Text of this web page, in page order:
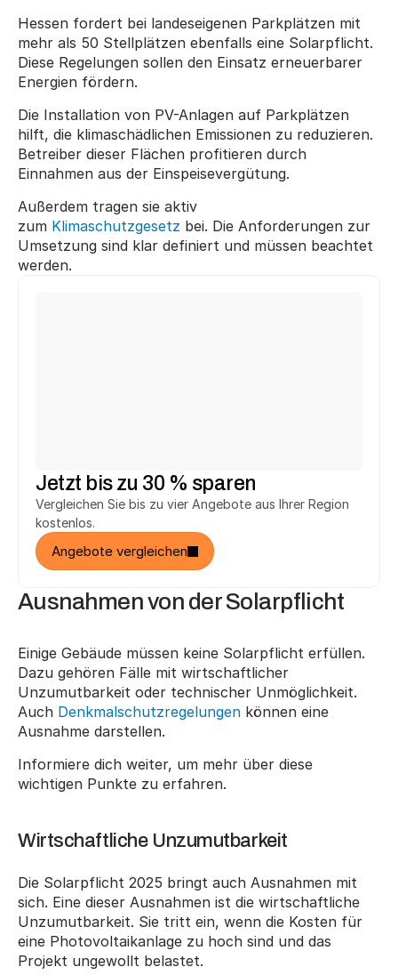
Hessen fordert bei landeseigenen Parkplätzen mit
mehr als 50 Stellplätzen ebenfalls eine Solarpflicht.
Diese Regelungen sollen den Einsatz erneuerbarer
Energien fördern.
Die Installation von PV-Anlagen auf Parkplätzen
hilft, die klimaschädlichen Emissionen zu reduzieren.
Betreiber dieser Flächen profitieren durch
Einnahmen aus der Einspeisevergütung.
Außerdem tragen sie aktiv
zum Klimaschutzgesetz bei. Die Anforderungen zur
Umsetzung sind klar definiert und müssen beachtet
werden.
Jetzt bis zu 30 % sparen
Vergleichen Sie bis zu vier Angebote aus Ihrer Region
kostenlos.
Angebote vergleichen
Ausnahmen von der Solarpflicht
Einige Gebäude müssen keine Solarpflicht erfüllen.
Dazu gehören Fälle mit wirtschaftlicher
Unzumutbarkeit oder technischer Unmöglichkeit.
Auch Denkmalschutzregelungen können eine
Ausnahme darstellen.
Informiere dich weiter, um mehr über diese
wichtigen Punkte zu erfahren.
Wirtschaftliche Unzumutbarkeit
Die Solarpflicht 2025 bringt auch Ausnahmen mit
sich. Eine dieser Ausnahmen ist die wirtschaftliche
Unzumutbarkeit. Sie tritt ein, wenn die Kosten für
eine Photovoltaikanlage zu hoch sind und das
Projekt ungewollt belastet.